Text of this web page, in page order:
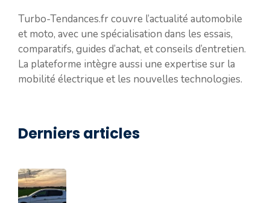
Turbo-Tendances.fr couvre l’actualité automobile
et moto, avec une spécialisation dans les essais,
comparatifs, guides d’achat, et conseils d’entretien.
La plateforme intègre aussi une expertise sur la
mobilité électrique et les nouvelles technologies.
Derniers articles